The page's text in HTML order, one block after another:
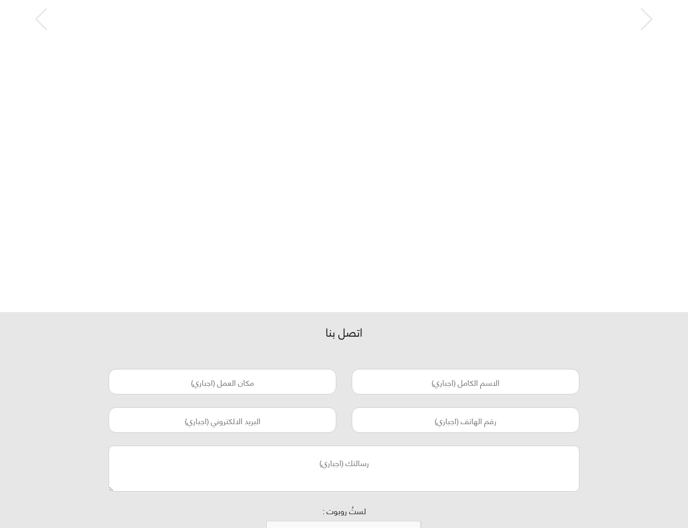
اتصل بنا
لستُ روبوت :